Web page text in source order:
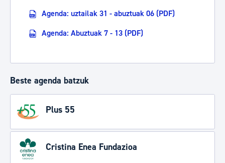
Agenda: uztailak 31 - abuztuak 06 (PDF)
Agenda: Abuztuak 7 - 13 (PDF)
Beste agenda batzuk
Plus 55
Cristina Enea Fundazioa